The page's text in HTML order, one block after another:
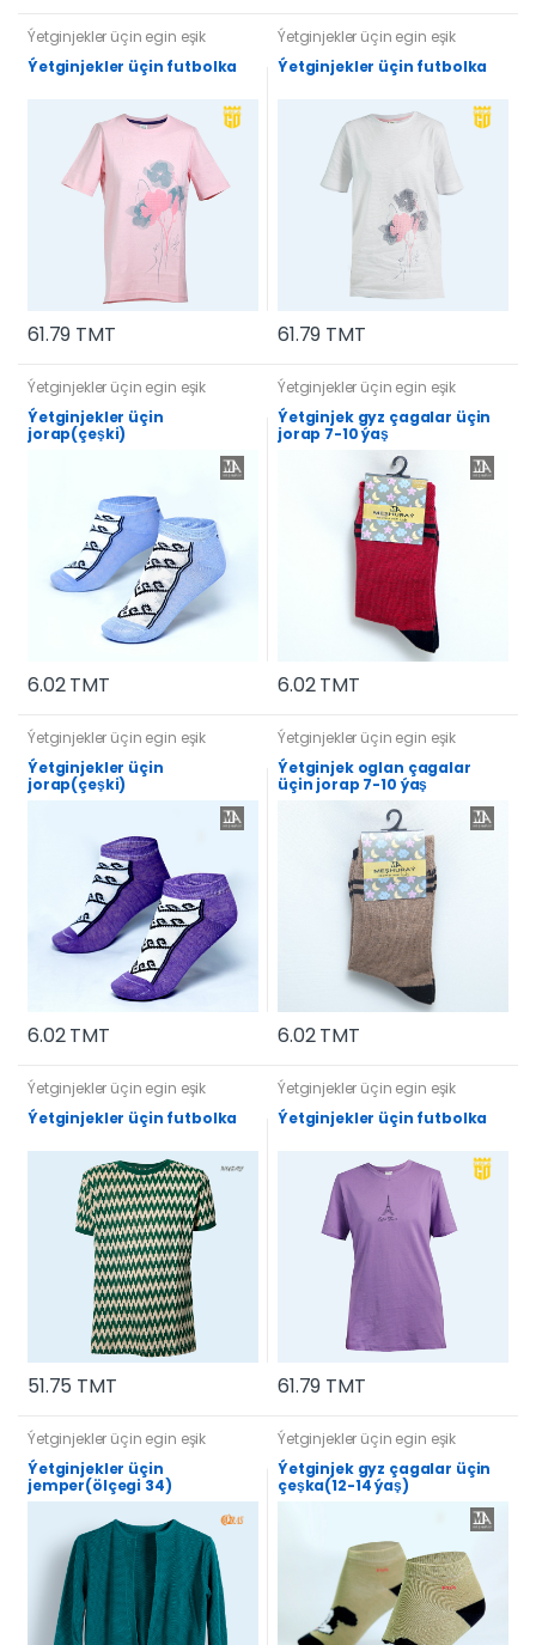
Ýetginjekler üçin egin eşik
Ýetginjekler üçin futbolka
61.79 TMT
Ýetginjekler üçin egin eşik
Ýetginjekler üçin futbolka
61.79 TMT
Ýetginjekler üçin egin eşik
Ýetginjekler üçin
jorap(çeşki)
6.02 TMT
Ýetginjekler üçin egin eşik
Ýetginjek gyz çagalar üçin
jorap 7-10 ýaş
6.02 TMT
Ýetginjekler üçin egin eşik
Ýetginjekler üçin
jorap(çeşki)
6.02 TMT
Ýetginjekler üçin egin eşik
Ýetginjek oglan çagalar
üçin jorap 7-10 ýaş
6.02 TMT
Ýetginjekler üçin egin eşik
Ýetginjekler üçin futbolka
51.75 TMT
Ýetginjekler üçin egin eşik
Ýetginjekler üçin futbolka
61.79 TMT
Ýetginjekler üçin egin eşik
Ýetginjekler üçin
jemper(ölçegi 34)
Ýetginjekler üçin egin eşik
Ýetginjek gyz çagalar üçin
çeşka(12-14 ýaş)